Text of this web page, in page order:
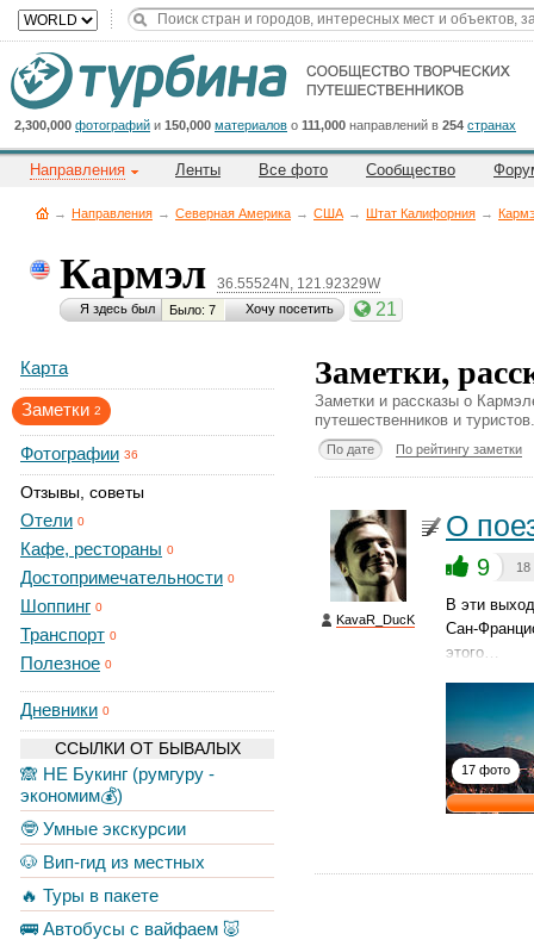
2,300,000 фотографий и 150,000 материалов о 111,000 направлений в 254 странах
Направления Ленты Все фото Сообщество
→ Направления → Северная Америка → CША → Штат Калифорния →
Кармэл 36.55524N, 121.92329W
Я здесь был Было: 7 Хочу посетить 21
Карта
Заметки 2
Фотографии 36
Отзывы, советы
Отели 0
Кафе, рестораны 0
Достопримечательности 0
Шоппинг 0
Транспорт 0
Полезное 0
Дневники 0
ССЫЛКИ ОТ БЫВАЛЫХ
🙈 НЕ Букинг (румгуру -
экономим💰)
🤓 Умные экскурсии
🐶 Вип-гид из местных
🔥 Туры в пакете
🚌 Автобусы с вайфаем 🐷
Заметки,
Заметки и рассказы о
путешественников и
По дате По рейтингу заметки
KavaR_DucK
О
9 18
В эти
Сан-
этого…
17 фото
Cейчас
на
сайте:
Title
Button